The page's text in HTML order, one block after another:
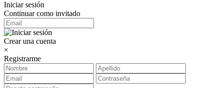
Iniciar sesión
Continuar como invitado
Crear una cuenta
×
Registrarme